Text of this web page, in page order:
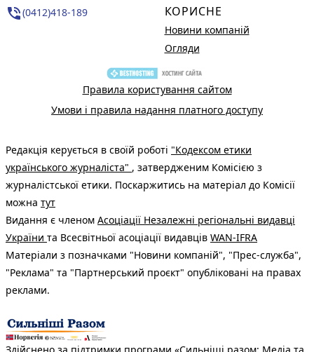
phone_in_talk(0412)418-189 КОРИСНЕ
Новини компаній
Огляди
Правила користування сайтом
Умови і правила надання платного доступу
Редакція керується в своїй роботі "Кодексом етики
українського журналіста" , затвердженим Комісією з
журналістської етики. Поскаржитись на матеріал до Комісії
можна тут
Видання є членом Асоціації Незалежні регіональні видавці
України та Всесвітньої асоціації видавців WAN-IFRA
Матеріали з позначками "Новини компаній", "Прес-служба",
"Реклама" та "Партнерський проєкт" опубліковані на правах
реклами.